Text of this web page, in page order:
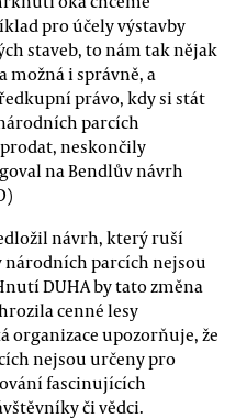
pro účely výstavby
staveb, to nám tak nějak
možná i správně, a
právo, kdy si stát
parcích
neskončily
na Bendlův návrh
návrh, který ruší
národních parcích nejsou
DUHA by tato změna
cenné lesy
organizace upozorňuje, že
nejsou určeny pro
fascinujících
či vědci.